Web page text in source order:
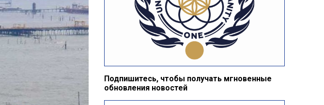
Подпишитесь, чтобы получать мгновенные
обновления новостей